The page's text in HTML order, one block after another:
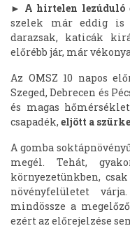
► A hirtelen lezúduló
szelek már eddig is
darazsak, katicák
előrébb jár, már
Az OMSZ 10 napos
Szeged, Debrecen és
és magas
csapadék, eljött a
A gomba
megél. Tehát,
környezetünkben,
növényfelületet
mindössze a
ezért az előrejelzése